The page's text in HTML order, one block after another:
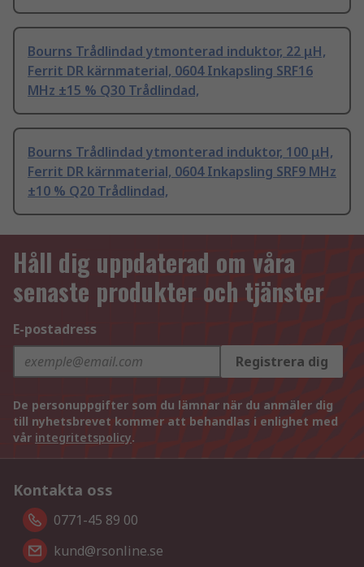
Bourns Trådlindad ytmonterad induktor, 22 μH,
Ferrit DR kärnmaterial, 0604 Inkapsling SRF16
MHz ±15 % Q30 Trådlindad,
Bourns Trådlindad ytmonterad induktor, 100 μH,
Ferrit DR kärnmaterial, 0604 Inkapsling SRF9 MHz
±10 % Q20 Trådlindad,
Håll dig uppdaterad om våra
senaste produkter och tjänster
E-postadress
Registrera dig
De personuppgifter som du lämnar när du anmäler dig
till nyhetsbrevet kommer att behandlas i enlighet med
vår integritetspolicy.
Kontakta oss
0771-45 89 00
kund@rsonline.se